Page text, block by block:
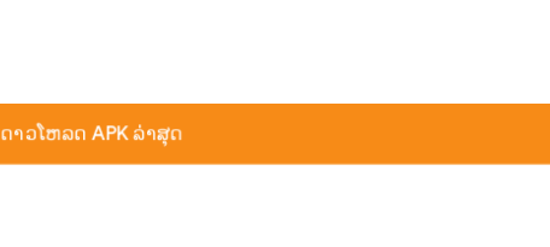
ດາວໂຫລດ APK ລ່າສຸດ